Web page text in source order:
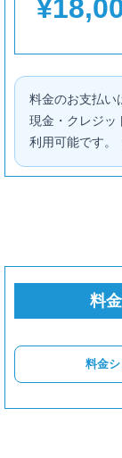
料金のお支払い
現金・クレジッ
利用可能です。
料
料金シ
歌のピッチ・リ
簡易ミック